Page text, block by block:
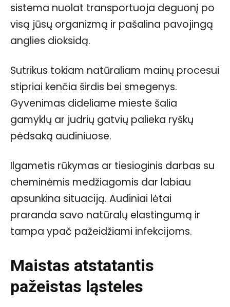
sistema nuolat transportuoja deguonį po
visą jūsų organizmą ir pašalina pavojingą
anglies dioksidą.
Sutrikus tokiam natūraliam mainų procesui
stipriai kenčia širdis bei smegenys.
Gyvenimas dideliame mieste šalia
gamyklų ar judrių gatvių palieka ryškų
pėdsaką audiniuose.
Ilgametis rūkymas ar tiesioginis darbas su
cheminėmis medžiagomis dar labiau
apsunkina situaciją. Audiniai lėtai
praranda savo natūralų elastingumą ir
tampa ypač pažeidžiami infekcijoms.
Maistas atstatantis
pažeistas ląsteles